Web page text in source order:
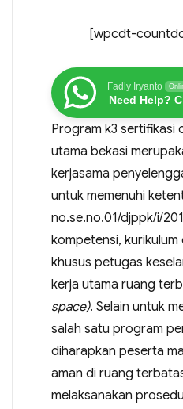
[wpcdt-
Fadly Iryanto
Need Help?
Program k3 sertifikasi
utama bekasi
kerjasama
untuk memenuhi
no.se.no.01/djppk/i/
kompetensi,
khusus petugas
kerja utama ruang
space). Selain untuk
salah satu program
diharapkan peserta
aman di ruang
melaksanakan